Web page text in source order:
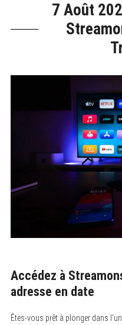
7 Août
Accédez à
adresse en date
Êtes-vous prêt à plonger dans